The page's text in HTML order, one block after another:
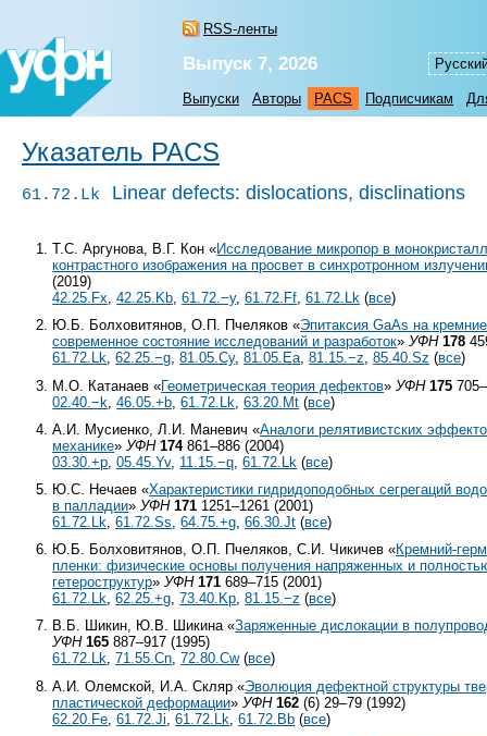
RSS-ленты
Выпуск 7, 2026
Выпуски Авторы PACS Подписчикам
Указатель PACS
61.72.Lk Linear defects: dislocations, disclinations
Т.С. Аргунова, В.Г. Кон «Исследование микропор в
контрастного изображения на просвет в синхротронном
(2019)
42.25.Fx,42.25.Kb,61.72.−y,61.72.Ff,61.72.Lk (все)
Ю.Б. Болховитянов, О.П. Пчеляков «Эпитаксия GaAs на
современное состояние исследований и разработок»УФН 178
61.72.Lk,62.25.−g,81.05.Cy,81.05.Ea,81.15.−z,85.40.Sz (все)
М.О. Катанаев «Геометрическая теория дефектов»УФН 175
02.40.−k ,46.05.+b ,61.72.Lk ,63.20.Mt (все)
А.И. Мусиенко, Л.И. Маневич «Аналоги релятивистских
механике»УФН 174861–886 (2004)
03.30.+p ,05.45.Yv, 11.15.−q ,61.72.Lk (все)
Ю.С. Нечаев «Характеристики гидридоподобных сегрегаций
в палладии»УФН 171 1251–1261 (2001)
61.72.Lk,61.72.Ss,64.75.+g,66.30.Jt (все)
Ю.Б. Болховитянов, О.П. Пчеляков, С.И. Чикичев «Кремний-
пленки: физические основы получения напряженных и
гетероструктур»УФН 171 689–715 (2001)
61.72.Lk,62.25.+g,73.40.Kp,81.15.−z (все)
В.Б. Шикин, Ю.В. Шикина «Заряженные дислокации в
УФН 165 887–917 (1995)
61.72.Lk,71.55.Cn,72.80.Cw(все)
А.И. Олемской, И.А. Скляр «Эволюция дефектной структуры
пластической деформации»УФН 162 (6) 29–79 (1992)
62.20.Fe ,61.72.Ji ,61.72.Lk ,61.72.Bb (все)